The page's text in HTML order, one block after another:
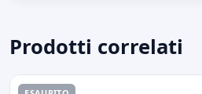
Prodotti correlati